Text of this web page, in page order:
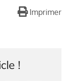
Imprimer
!